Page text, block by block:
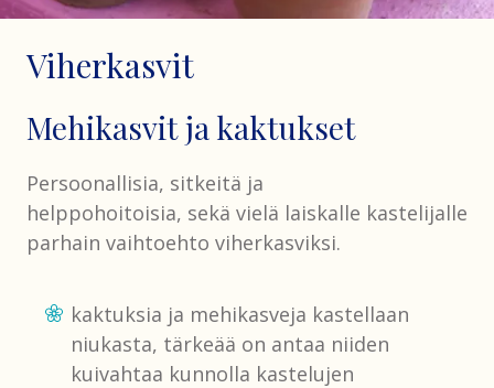
Viherkasvit
Mehikasvit ja kaktukset
Persoonallisia, sitkeitä ja
helppohoitoisia, sekä vielä laiskalle kastelijalle
parhain vaihtoehto viherkasviksi.
kaktuksia ja mehikasveja kastellaan
niukasta, tärkeää on antaa niiden
kuivahtaa kunnolla kastelujen